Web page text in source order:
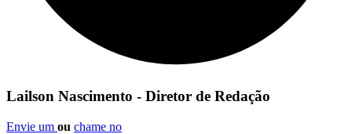
Lailson Nascimento - Diretor de Redação
Envie um ou chame no